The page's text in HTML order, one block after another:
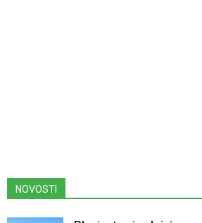
NOVOSTI